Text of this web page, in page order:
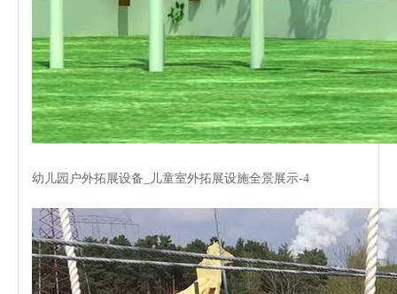
幼儿园户外拓展设备_儿童室外拓展设施全景展示-4